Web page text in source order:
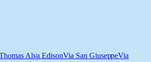
Alva EdisonVia San GiuseppeVia